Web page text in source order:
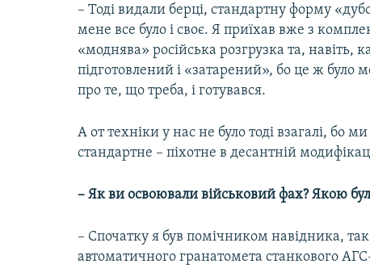
– Тоді видали берці, стандартну форму
мене все було і своє. Я приїхав вже з
«моднява» російська розгрузка та, навіть,
підготовлений і «затарений», бо це ж було
про те, що треба, і готувався.
А от техніки у нас не було тоді взагалі, бо
стандартне – піхотне в десантній
– Як ви освоювали військовий фах? Якою
– Спочатку я був помічником навідника,
автоматичного гранатомета станкового